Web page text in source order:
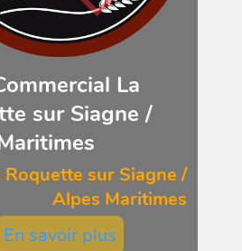
La
sur Siagne /
Roquette sur Siagne /
Alpes Maritimes
En savoir plus